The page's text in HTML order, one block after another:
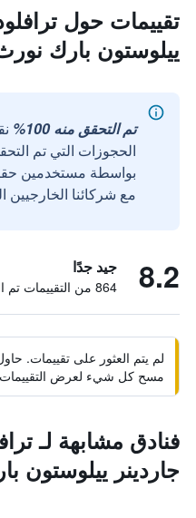
تقييمات حول
ييلوستون بارك
تم التحقق منه 100%
الحجوزات التي تم
مع شركائنا الخارجيين
8.2 جيد جدًا
864 من التقييمات تم التحقق منها
لم يتم العثور على تقييمات.
مسح كل شيء لعرض
فنادق مشابهة لـ
جاردينر ييلوستون